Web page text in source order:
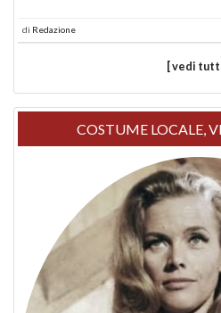
di Redazione
[ vedi
COSTUME LOCALE,